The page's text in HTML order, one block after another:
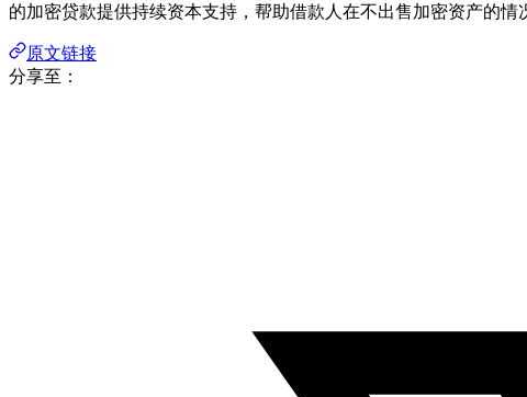
的加密贷款提供持续资本支持，帮助借款人在不出售加密资产的情
原文链接
分享至：